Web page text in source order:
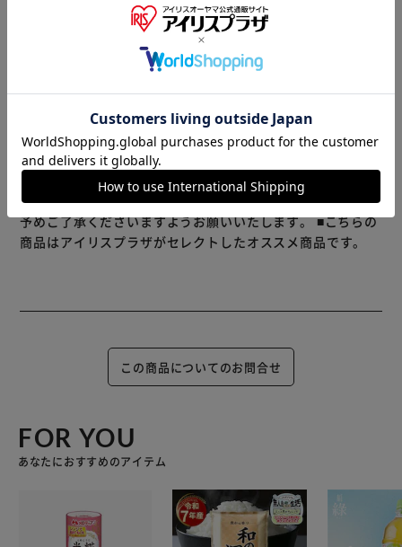
リコピンには血中ＨＤＬ(善玉)コレステロールを増やす機能
が、ＧＡＢＡには血圧が高めの方の血圧を下げる機能がある
ことが報告されています。
血中コレステロールが気になる方や血圧が高めの方におすす
めです。
1日1杯(200ml)を目安にお召し上がりください。
もっと見る
※製品は予告なく仕様を変更する場合がございます。あらか
じめご了承ください。
※当商品はお取り寄せ品の為、在庫の確認及び商品のお届け
までお時間を頂く場合がございます。
また、商品がメーカーにて完売となっていた場合、キャンセ
ル又は注文内容の変更をお願いいたしております。
予めご了承くださいますようお願いいたします。■こちらの
商品はアイリスプラザがセレクトしたオススメ商品です。
この商品についてのお問合せ
FOR YOU
あなたにおすすめのアイテム